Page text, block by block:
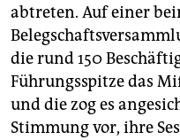
abtreten. Auf einer
die rund 150
Führungsspitze das
und die zog es
Stimmung vor, ihre